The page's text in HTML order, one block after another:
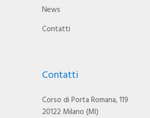
News
Contatti
Contatti
Corso di Porta Romana, 119
20122 Milano (MI)